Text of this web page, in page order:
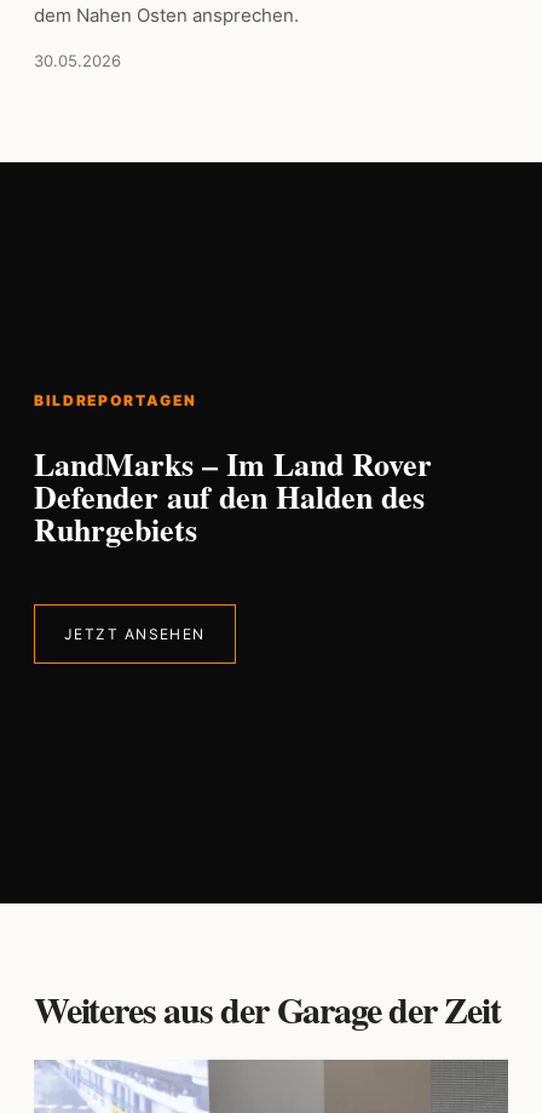
dem Nahen Osten ansprechen.
30.05.2026
BILDREPORTAGEN
LandMarks – Im Land Rover
Defender auf den Halden des
Ruhrgebiets
JETZT ANSEHEN
Weiteres aus der Garage der Zeit